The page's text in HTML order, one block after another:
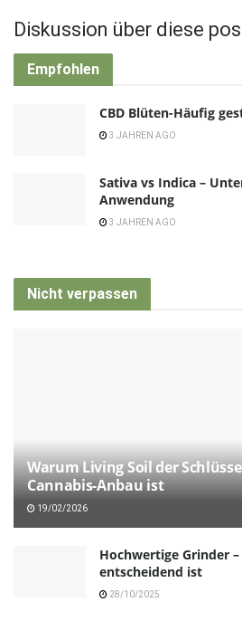
Diskussion über diese
Empfohlen
CBD Blüten-Häufig
3 JAHREN AGO
Sativa vs Indica –
Anwendung
3 JAHREN AGO
Nicht verpassen
Warum Living Soil der
Cannabis-Anbau ist
19/02/2026
Hochwertige Grinder
entscheidend ist
28/10/2025